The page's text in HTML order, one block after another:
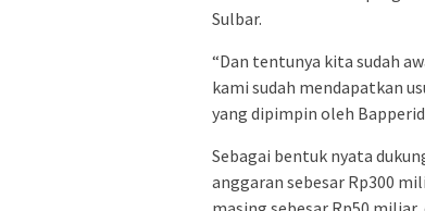
Sulbar.
“Dan tentunya kita sudah
kami sudah mendapatkan
yang dipimpin oleh
Sebagai bentuk nyata
anggaran sebesar Rp300